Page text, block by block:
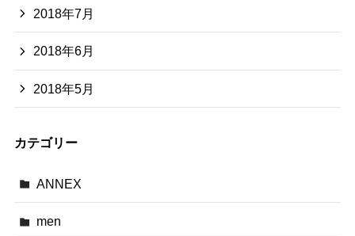
2018年7月
2018年6月
2018年5月
カテゴリー
ANNEX
men